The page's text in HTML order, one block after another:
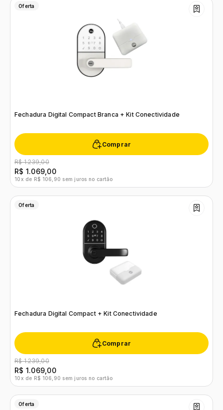
Oferta
Fechadura Digital Compact Branca + Kit Conectividade
Comprar
R$ 1.239,00
R$ 1.069,00
10x de R$ 106,90 sem juros no cartão
Oferta
Fechadura Digital Compact + Kit Conectividade
Comprar
R$ 1.239,00
R$ 1.069,00
10x de R$ 106,90 sem juros no cartão
Oferta